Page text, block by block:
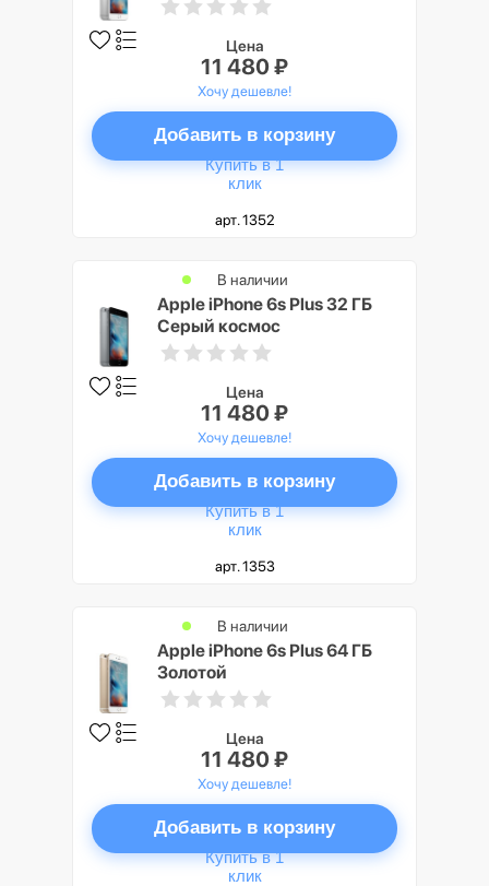
Цена
11 480 ₽
Хочу дешевле!
Добавить в корзину
Купить в 1
клик
арт. 1352
Apple iPhone 6s Plus 32 ГБ
Серый космос
В наличии
Цена
11 480 ₽
Хочу дешевле!
Добавить в корзину
Купить в 1
клик
арт. 1353
Apple iPhone 6s Plus 64 ГБ
Золотой
В наличии
Цена
11 480 ₽
Хочу дешевле!
Добавить в корзину
Купить в 1
клик